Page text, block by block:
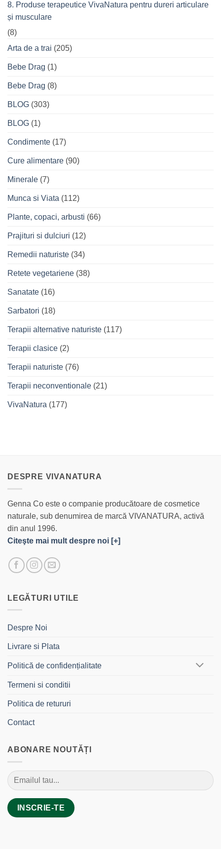
8. Produse terapeutice VivaNatura pentru dureri articulare
și musculare
(8)
Arta de a trai (205)
Bebe Drag (1)
Bebe Drag (8)
BLOG (303)
BLOG (1)
Condimente (17)
Cure alimentare (90)
Minerale (7)
Munca si Viata (112)
Plante, copaci, arbusti (66)
Prajituri si dulciuri (12)
Remedii naturiste (34)
Retete vegetariene (38)
Sanatate (16)
Sarbatori (18)
Terapii alternative naturiste (117)
Terapii clasice (2)
Terapii naturiste (76)
Terapii neconventionale (21)
VivaNatura (177)
DESPRE VIVANATURA
Genna Co este o companie producătoare de cosmetice
naturale, sub denumirea de marcă VIVANATURA, activă
din anul 1996.
Citeşte mai mult despre noi [+]
LEGĂTURI UTILE
Despre Noi
Livrare si Plata
Politică de confidențialitate
Termeni si conditii
Politica de retururi
Contact
ABONARE NOUTĂȚI